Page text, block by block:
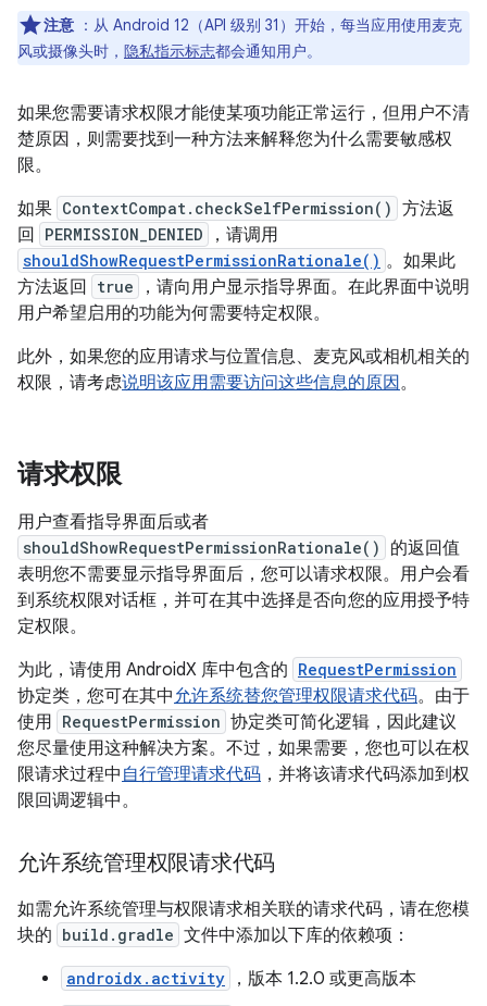
注意 ：从 Android 12（API 级别 31）开始，每当应用使用麦克
风或摄像头时， 隐私指示标志都会通知用户。
如果您需要请求权限才能使某项功能正常运行，但用户不清
楚原因，则需要找到一种方法来解释您为什么需要敏感权
限。
如果 ContextCompat.checkSelfPermission() 方法返
回
PERMISSION_DENIED ，请调用
shouldShowRequestPermissionRationale() 。如果此
方法返回
true
，请向用户显示指导界面。在此界面中说明
用户希望启用的功能为何需要特定权限。
此外，如果您的应用请求与位置信息、麦克风或相机相关的
权限，请考虑说明该应用需要访问这些信息的原因 。
请求权限
用户查看指导界面后或者
shouldShowRequestPermissionRationale()
的返回值
表明您不需要显示指导界面后，您可以请求权限。用户会看
到系统权限对话框，并可在其中选择是否向您的应用授予特
定权限。
为此，请使用 AndroidX 库中包含的 RequestPermission
协定类，您可在其中允许系统替您管理权限请求代码。由于
使用 RequestPermission 协定类可简化逻辑，因此建议
您尽量使用这种解决方案。不过，如果需要，您也可以在权
限请求过程中 自行管理请求代码 ，并将该请求代码添加到权
限回调逻辑中。
允许系统管理权限请求代码
如需允许系统管理与权限请求相关联的请求代码，请在您模
块的 build.gradle 文件中添加以下库的依赖项：
androidx.activity ，版本 1.2.0 或更高版本